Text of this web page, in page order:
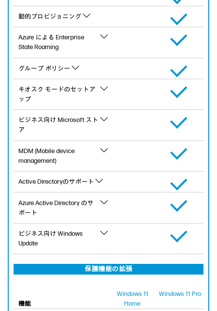
動的プロビジョニング
Azure による Enterprise
State Roaming
グループ ポリシー
キオスク モードのセットア
ップ
ビジネス向け Microsoft スト
ア
MDM (Mobile device
management)
Active Directoryのサポート
Azure Active Directory のサ
ポート
ビジネス向け Windows
Update
保護機能の拡張
機能
Windows 11
Home
Windows 11 Pro